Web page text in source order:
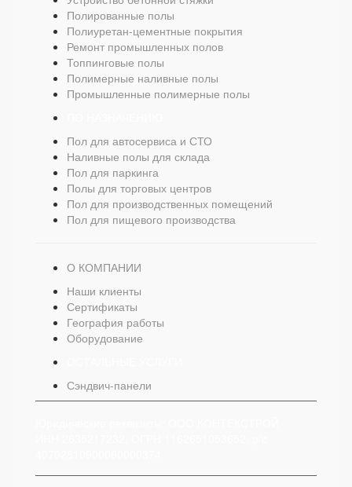
Полированные полы
Полиуретан-цементные покрытия
Ремонт промышленных полов
Топпинговые полы
Полимерные наливные полы
Промышленные полимерные полы
Пол для автосервиса и СТО
Наливные полы для склада
Пол для паркинга
Полы для торговых центров
Пол для производственных помещений
Пол для пищевого производства
О КОМПАНИИ
Наши клиенты
Сертификаты
География работы
Оборудование
Сэндвич-панели